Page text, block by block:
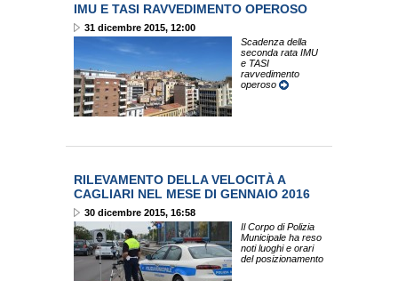
IMU E TASI RAVVEDIMENTO OPEROSO
31 dicembre 2015, 12:00
Scadenza della
seconda rata IMU
e TASI
ravvedimento
operoso
RILEVAMENTO DELLA VELOCITÀ A
CAGLIARI NEL MESE DI GENNAIO 2016
30 dicembre 2015, 16:58
Il Corpo di Polizia
Municipale ha reso
noti luoghi e orari
del posizionamento